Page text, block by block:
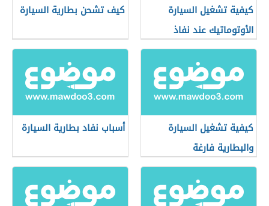
كيفية تشغيل السيارة
الأوتوماتيك عند نفاذ
البطارية
كيف تشحن بطارية السيارة
كيفية تشغيل السيارة
والبطارية فارغة
أسباب نفاد بطارية السيارة